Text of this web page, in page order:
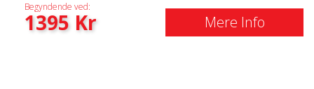
Begyndende ved:
1395Kr Mere Info